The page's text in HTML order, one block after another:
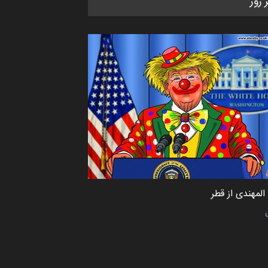
پنجمین مسابقۀ بین‌المللی کارتون
CARTUNION ، …
مهلت 3 ماه دیگر
جشنواره بین‌المللی کارتون مدارس
پرتغال، ۲۰۲۷
از قطر